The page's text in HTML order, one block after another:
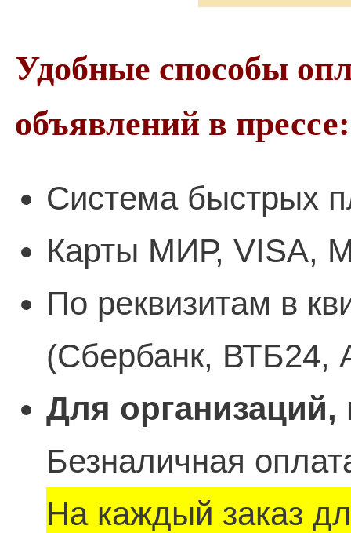
Удобные способы
объявлений в прессе:
Система быстрых
Карты МИР, VISA,
По реквизитам в
(Сбербанк, ВТБ24,
Для
Безналичная
На каждый заказ